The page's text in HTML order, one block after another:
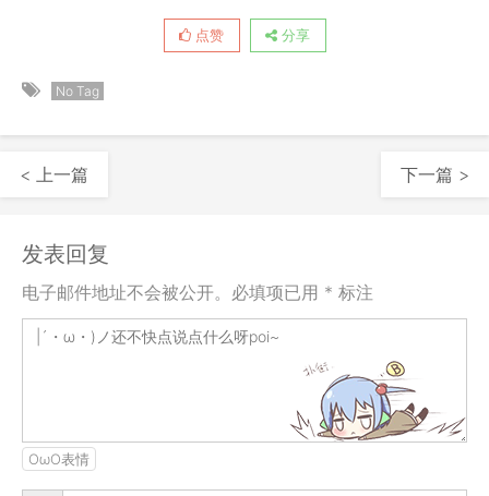
点赞 分享
No Tag
< 上一篇 下一篇 >
发表回复
电子邮件地址不会被公开。必填项已用 * 标注
OωO表情